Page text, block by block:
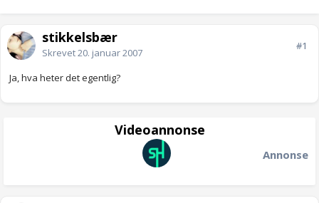
stikkelsbær
Skrevet20. januar 2007
#1
Ja, hva heter det egentlig?
Videoannonse
Annonse